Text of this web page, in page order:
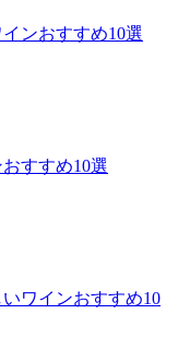
ンおすすめ10選
すすめ10選
ワインおすすめ10